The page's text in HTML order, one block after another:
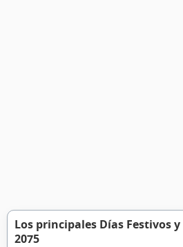
Los principales Días Festivos
2075